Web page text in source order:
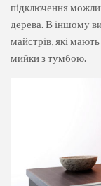
підключення
дерева. В іншому
майстрів, які
мийки з тумбою.